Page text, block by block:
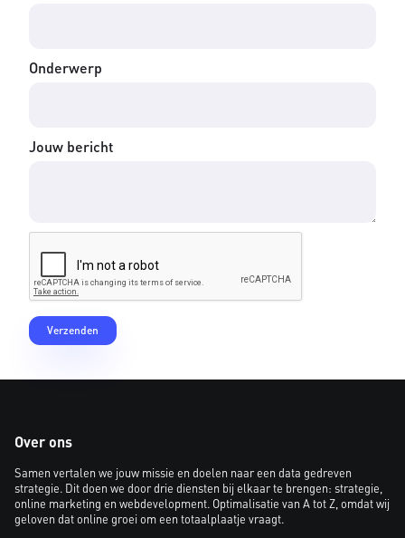
Onderwerp
Jouw bericht
Over ons
Samen vertalen we jouw missie en doelen naar een data gedreven
strategie. Dit doen we door drie diensten bij elkaar te brengen: strategie,
online marketing en webdevelopment. Optimalisatie van A tot Z, omdat wij
geloven dat online groei om een totaalplaatje vraagt.